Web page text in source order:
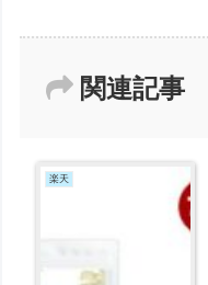
関連記事
楽天